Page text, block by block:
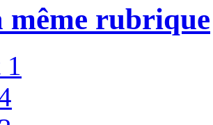
même rubrique